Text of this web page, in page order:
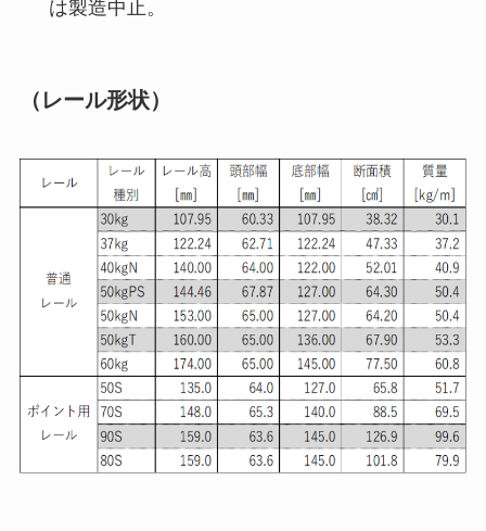
は製造中止。
（レール形状）